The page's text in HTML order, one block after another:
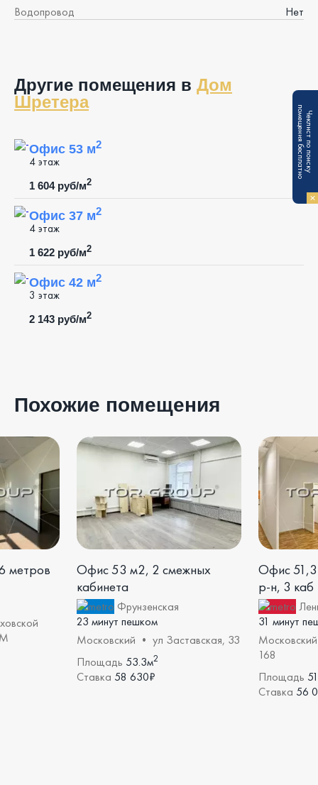
Водопровод
Нет
Другие помещения в Дом
Шретера
Офис 53 м2
4 этаж
1 604 руб/м2
Офис 37 м2
4 этаж
1 622 руб/м2
Офис 42 м2
3 этаж
2 143 руб/м2
Похожие помещения
метров
Офис 53 м2, 2 смежных
кабинета
Фрунзенская
23 минут пешком
Московский • ул Заставская, 33
Площадь 53.3м2
Ставка 58 630₽
Офис
р-н, 3 каб
31 минут
168
Площадь
Ставка 56
Ч
е
к
л
и
с
т
п
о
п
о
и
с
к
у
по
м
е
щ
е
н
и
я
б
е
с
п
л
а
т
н
о